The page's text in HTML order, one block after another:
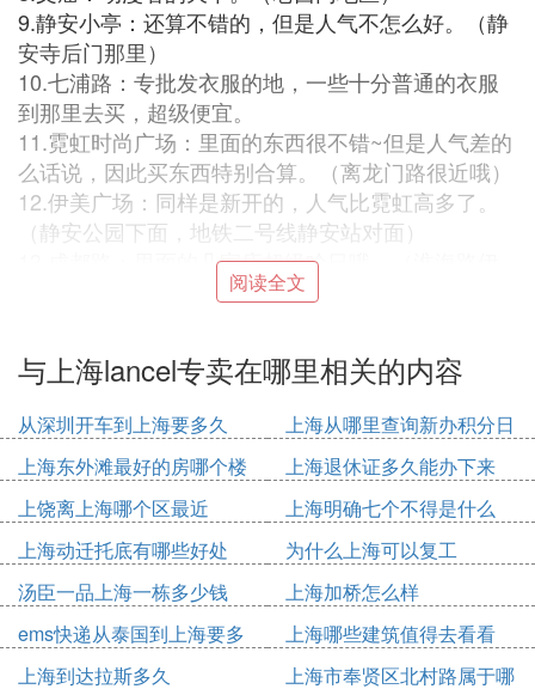
9.静安小亭：还算不错的，但是人气不怎么好。（静
安寺后门那里）
10.七浦路：专批发衣服的地，一些十分普通的衣服
到那里去买，超级便宜。
11.霓虹时尚广场：里面的东西很不错~但是人气差的
么话说，因此买东西特别合算。（离龙门路很近哦）
12.伊美广场：同样是新开的，人气比霓虹高多了。
（静安公园下面，地铁二号线静安站对面）
13.成都路：里面的几家店超级哈日哦。（淮海路伊
ty的店哦。（襄阳公园斜对面）
15.武宁路上的西宫，分新西宫和老西宫，有很多出
口的东东和走私的水货。
上海奢华地排行榜
NO.1 I．T店
奢华指数：★★★★★
来自香港的I．T是一家云集世界一线品牌的名牌店
铺，位于上海新天地南里的这一家在去年9月开张迎
客，是国内目前唯一的一家。仅仅从外观上就已能体
会到名牌大店的气派，三层楼的深灰色玻璃外墙尊贵
阅读全文
与上海lancel专卖在哪里相关的内容
从深圳开车到上海要多久
上海从哪里查询新办积分日
期
上海东外滩最好的房哪个楼
上海退休证多久能办下来
上饶离上海哪个区最近
上海明确七个不得是什么
上海动迁托底有哪些好处
为什么上海可以复工
汤臣一品上海一栋多少钱
上海加桥怎么样
ems快递从泰国到上海要多
久
上海哪些建筑值得去看看
上海到达拉斯多久
上海市奉贤区北村路属于哪